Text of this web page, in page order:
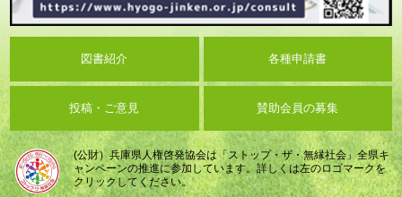
図書紹介 各種申請書
投稿・ご意見 賛助会員の募集
(公財）兵庫県人権啓発協会は「ストップ・ザ・無縁社会」全県キ
ャンペーンの推進に参加しています。詳しくは左のロゴマークを
クリックしてください。